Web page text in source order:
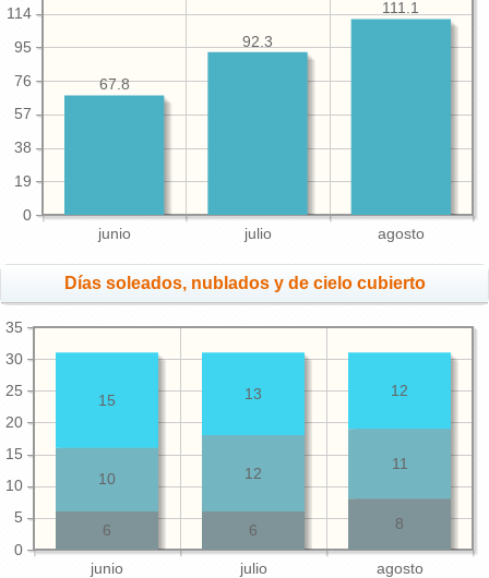
junio julio agosto
0
19
38
57
76
95
114 111.1
92.3
67.8
Días soleados, nublados y de cielo cubierto
junio julio agosto
0
5
10
15
20
25
30
35
8
6
6
11
12
10
12
13
15